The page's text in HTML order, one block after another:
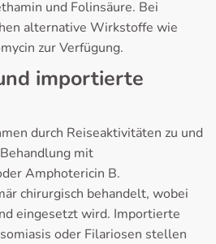
und Folinsäure. Bei
alternative Wirkstoffe wie
zur Verfügung.
importierte
durch Reiseaktivitäten zu und
mit
Amphotericin B.
chirurgisch behandelt, wobei
eingesetzt wird. Importierte
oder Filariosen stellen